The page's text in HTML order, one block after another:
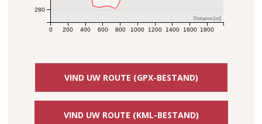
0 200 400 600 800 1000 1200 1400 1600 1800
Distance [m]
280
VIND UW ROUTE (GPX-BESTAND)
VIND UW ROUTE (KML-BESTAND)